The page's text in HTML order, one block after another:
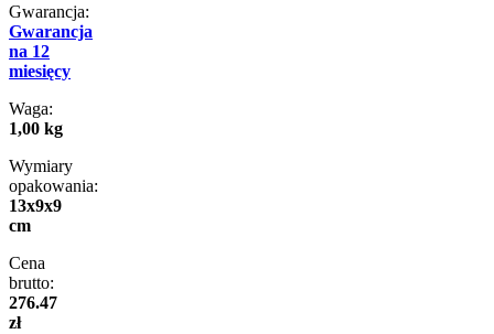
Gwarancja:
Gwarancja
na 12
miesięcy
Waga:
1,00 kg
Wymiary
opakowania:
13x9x9
cm
Cena
brutto:
276.47
zł